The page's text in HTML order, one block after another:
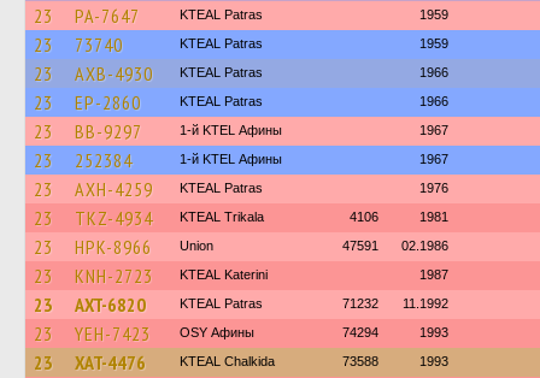
23 PA-7647 KTEAL Patras 1959
23 73740 KTEAL Patras 1959
23 AXB-4930 KTEAL Patras 1966
23 EP-2860 KTEAL Patras 1966
23 BB-9297 1-й KTEL Афины 1967
23 252384 1-й KTEL Афины 1967
23 AXH-4259 KTEAL Patras 1976
23 TKZ-4934 KTEAL Trikala 4106 1981
23 HPK-8966 Union 47591 02.1986
23 KNH-2723 KTEAL Katerini 1987
23 AXT-6820 KTEAL Patras 71232 11.1992
23 YEH-7423 OSY Афины 74294 1993
23 XAT-4476 KTEAL Chalkida 73588 1993